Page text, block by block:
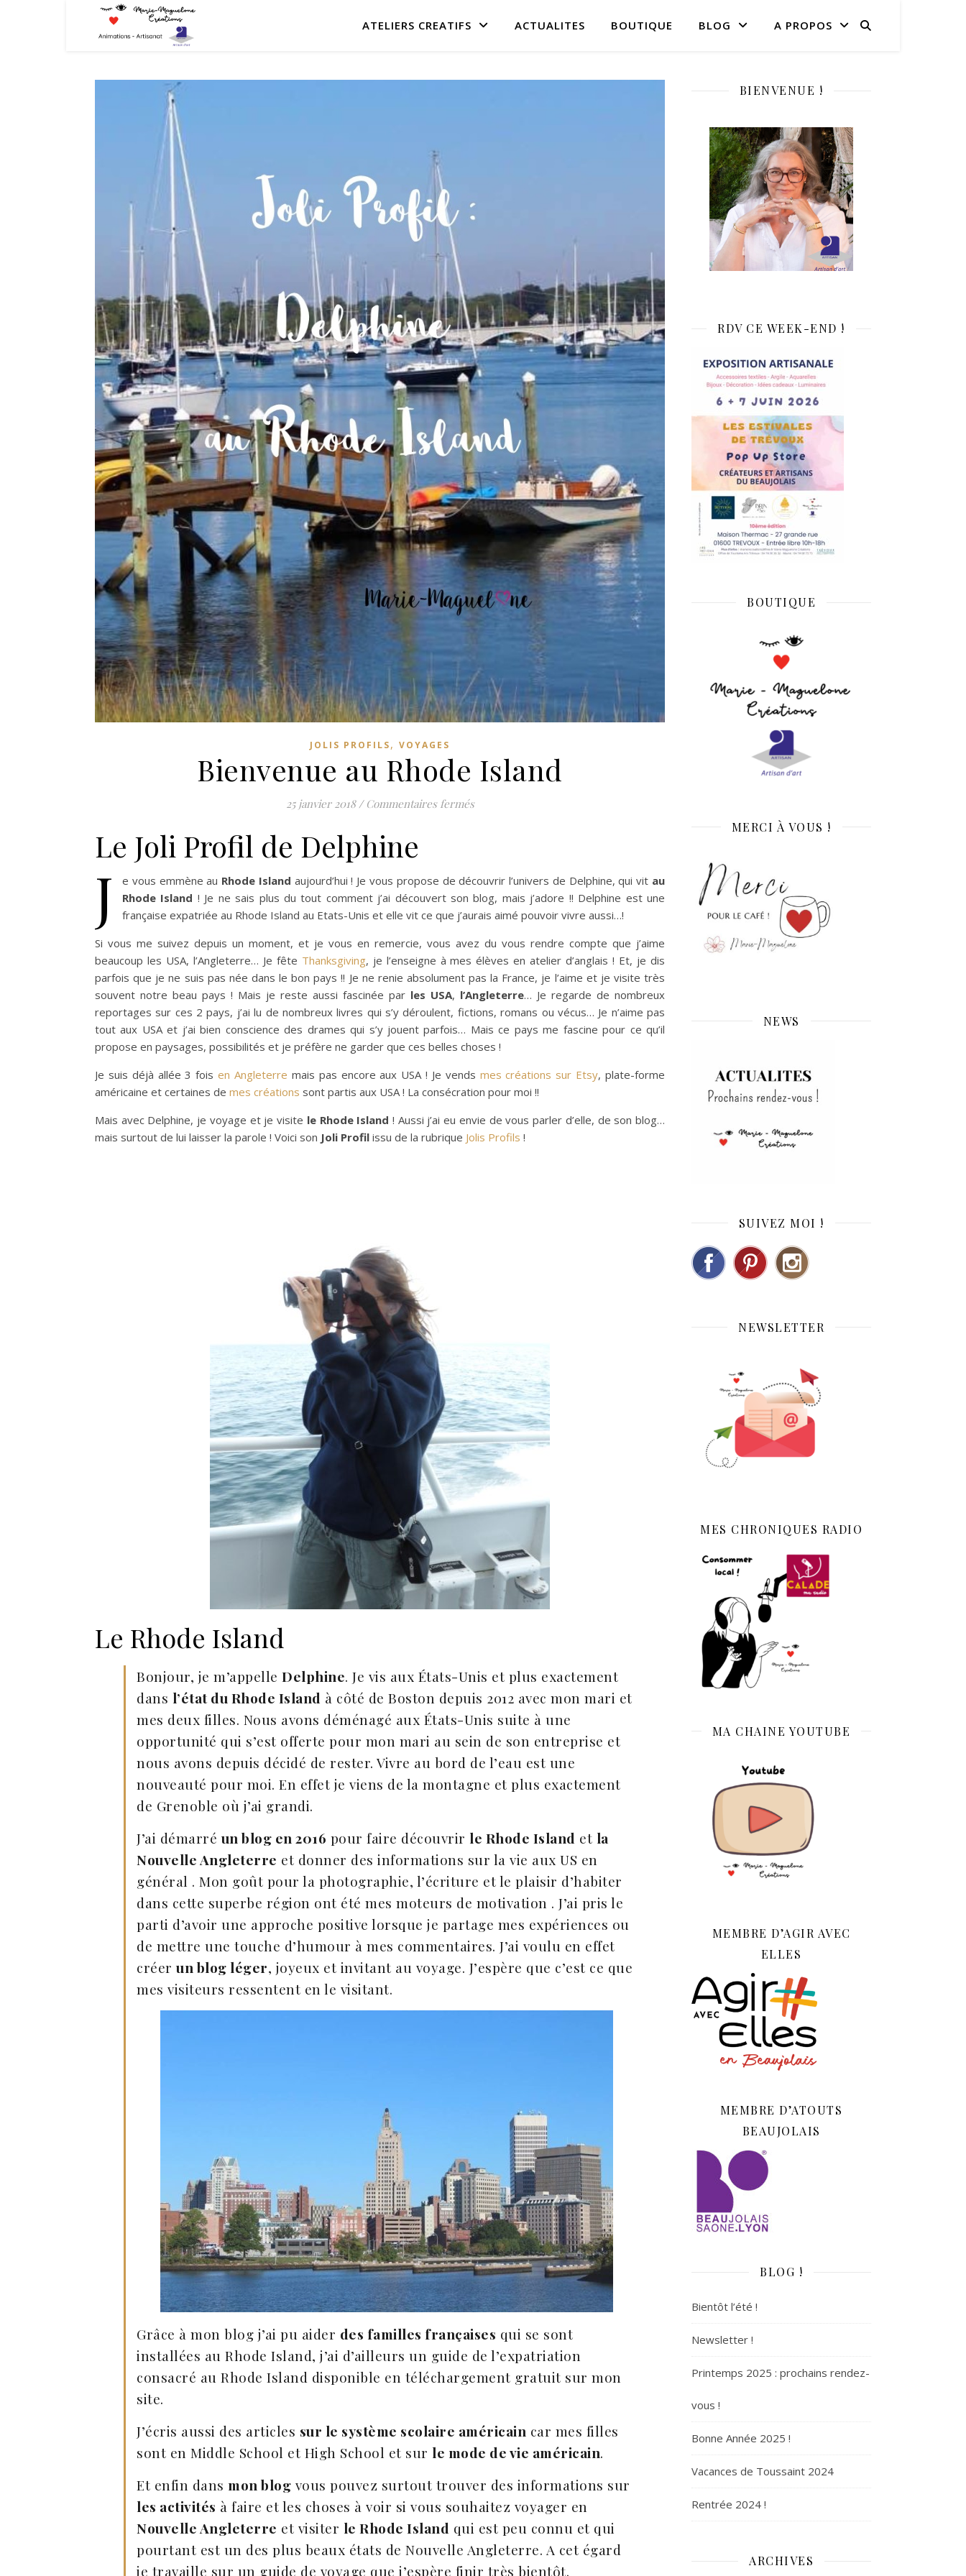
ATELIERS CREATIFS ACTUALITES BOUTIQUE BLOG A PROPOS
JOLIS PROFILS, VOYAGES
Bienvenue au Rhode Island
25 janvier 2018 / Commentaires ferméssur Bienvenue au Rhode Island
Le Joli Profil de Delphine
J e vous emmène au Rhode Island aujourd’hui ! Je vous propose de découvrir l’univers de Delphine, qui vit au
Rhode Island ! Je ne sais plus du tout comment j’ai découvert son blog, mais j’adore !! Delphine est une
française expatriée au Rhode Island au Etats-Unis et elle vit ce que j’aurais aimé pouvoir vivre aussi…!
Si vous me suivez depuis un moment, et je vous en remercie, vous avez du vous rendre compte que j’aime
beaucoup les USA, l’Angleterre… Je fête Thanksgiving, je l’enseigne à mes élèves en atelier d’anglais ! Et, je dis
parfois que je ne suis pas née dans le bon pays !! Je ne renie absolument pas la France, je l’aime et je visite très
souvent notre beau pays ! Mais je reste aussi fascinée par les USA, l’Angleterre… Je regarde de nombreux
reportages sur ces 2 pays, j’ai lu de nombreux livres qui s’y déroulent, fictions, romans ou vécus… Je n’aime pas
tout aux USA et j’ai bien conscience des drames qui s’y jouent parfois… Mais ce pays me fascine pour ce qu’il
propose en paysages, possibilités et je préfère ne garder que ces belles choses !
Je suis déjà allée 3 foisen Angleterre mais pas encore aux USA ! Je vends mes créations sur Etsy, plate-forme
américaine et certaines de mes créations sont partis aux USA ! La consécration pour moi !!
Mais avec Delphine, je voyage et je visite le Rhode Island ! Aussi j’ai eu envie de vous parler d’elle, de son blog…
mais surtout de lui laisser la parole ! Voici son Joli Profil issu de la rubrique Jolis Profils !
Le Rhode Island
Bonjour, je m’appelle Delphine. Je vis aux États-Unis et plus exactement
dans l’état du Rhode Island à côté de Boston depuis 2012 avec mon mari et
mes deux filles. Nous avons déménagé aux États-Unis suite à une
opportunité qui s’est offerte pour mon mari au sein de son entreprise et
nous avons depuis décidé de rester. Vivre au bord de l’eau est une
nouveauté pour moi. En effet je viens de la montagne et plus exactement
de Grenoble où j’ai grandi.
J’ai démarré un blog en 2016 pour faire découvrir le Rhode Island et la
Nouvelle Angleterre et donner des informations sur la vie aux US en
général . Mon goût pour la photographie, l’écriture et le plaisir d’habiter
dans cette superbe région ont été mes moteurs de motivation . J’ai pris le
parti d’avoir une approche positive lorsque je partage mes expériences ou
de mettre une touche d’humour à mes commentaires. J’ai voulu en effet
créer un blog léger, joyeux et invitant au voyage. J’espère que c’est ce que
mes visiteurs ressentent en le visitant.
Grâce à mon blog j’ai pu aider des familles françaises qui se sont
installées au Rhode Island, j’ai d’ailleurs un guide de l’expatriation
consacré au Rhode Island disponible en téléchargement gratuit sur mon
site.
J’écris aussi des articles sur le système scolaire américain car mes filles
sont en Middle School et High School et sur le mode de vie américain.
Et enfin dans mon blog vous pouvez surtout trouver des informations sur
les activités à faire et les choses à voir si vous souhaitez voyager en
Nouvelle Angleterre et visiter le Rhode Island qui est peu connu et qui
pourtant est un des plus beaux états de Nouvelle Angleterre. A cet égard
je travaille sur un guide de voyage que j’espère finir très bientôt.
BIENVENUE !
RDV CE WEEK-END !
BOUTIQUE
MERCI À VOUS !
NEWS
SUIVEZ MOI !
NEWSLETTER
MES CHRONIQUES RADIO
MA CHAINE YOUTUBE
MEMBRE D’AGIR AVEC
ELLES
MEMBRE D’ATOUTS
BEAUJOLAIS
BLOG !
Bientôt l’été !
Newsletter !
Printemps 2025 : prochains rendez-
vous !
Bonne Année 2025 !
Vacances de Toussaint 2024
Rentrée 2024 !
ARCHIVES